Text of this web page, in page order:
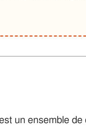
un ensemble